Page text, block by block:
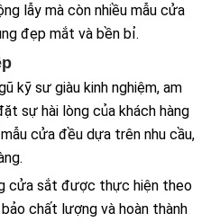
lẫy mà còn nhiều mẫu cửa
đẹp mắt và bền bỉ.
kỹ sư giàu kinh nghiệm, am
sự hài lòng của khách hàng
cửa đều dựa trên nhu cầu,
cửa sắt được thực hiện theo
chất lượng và hoàn thành